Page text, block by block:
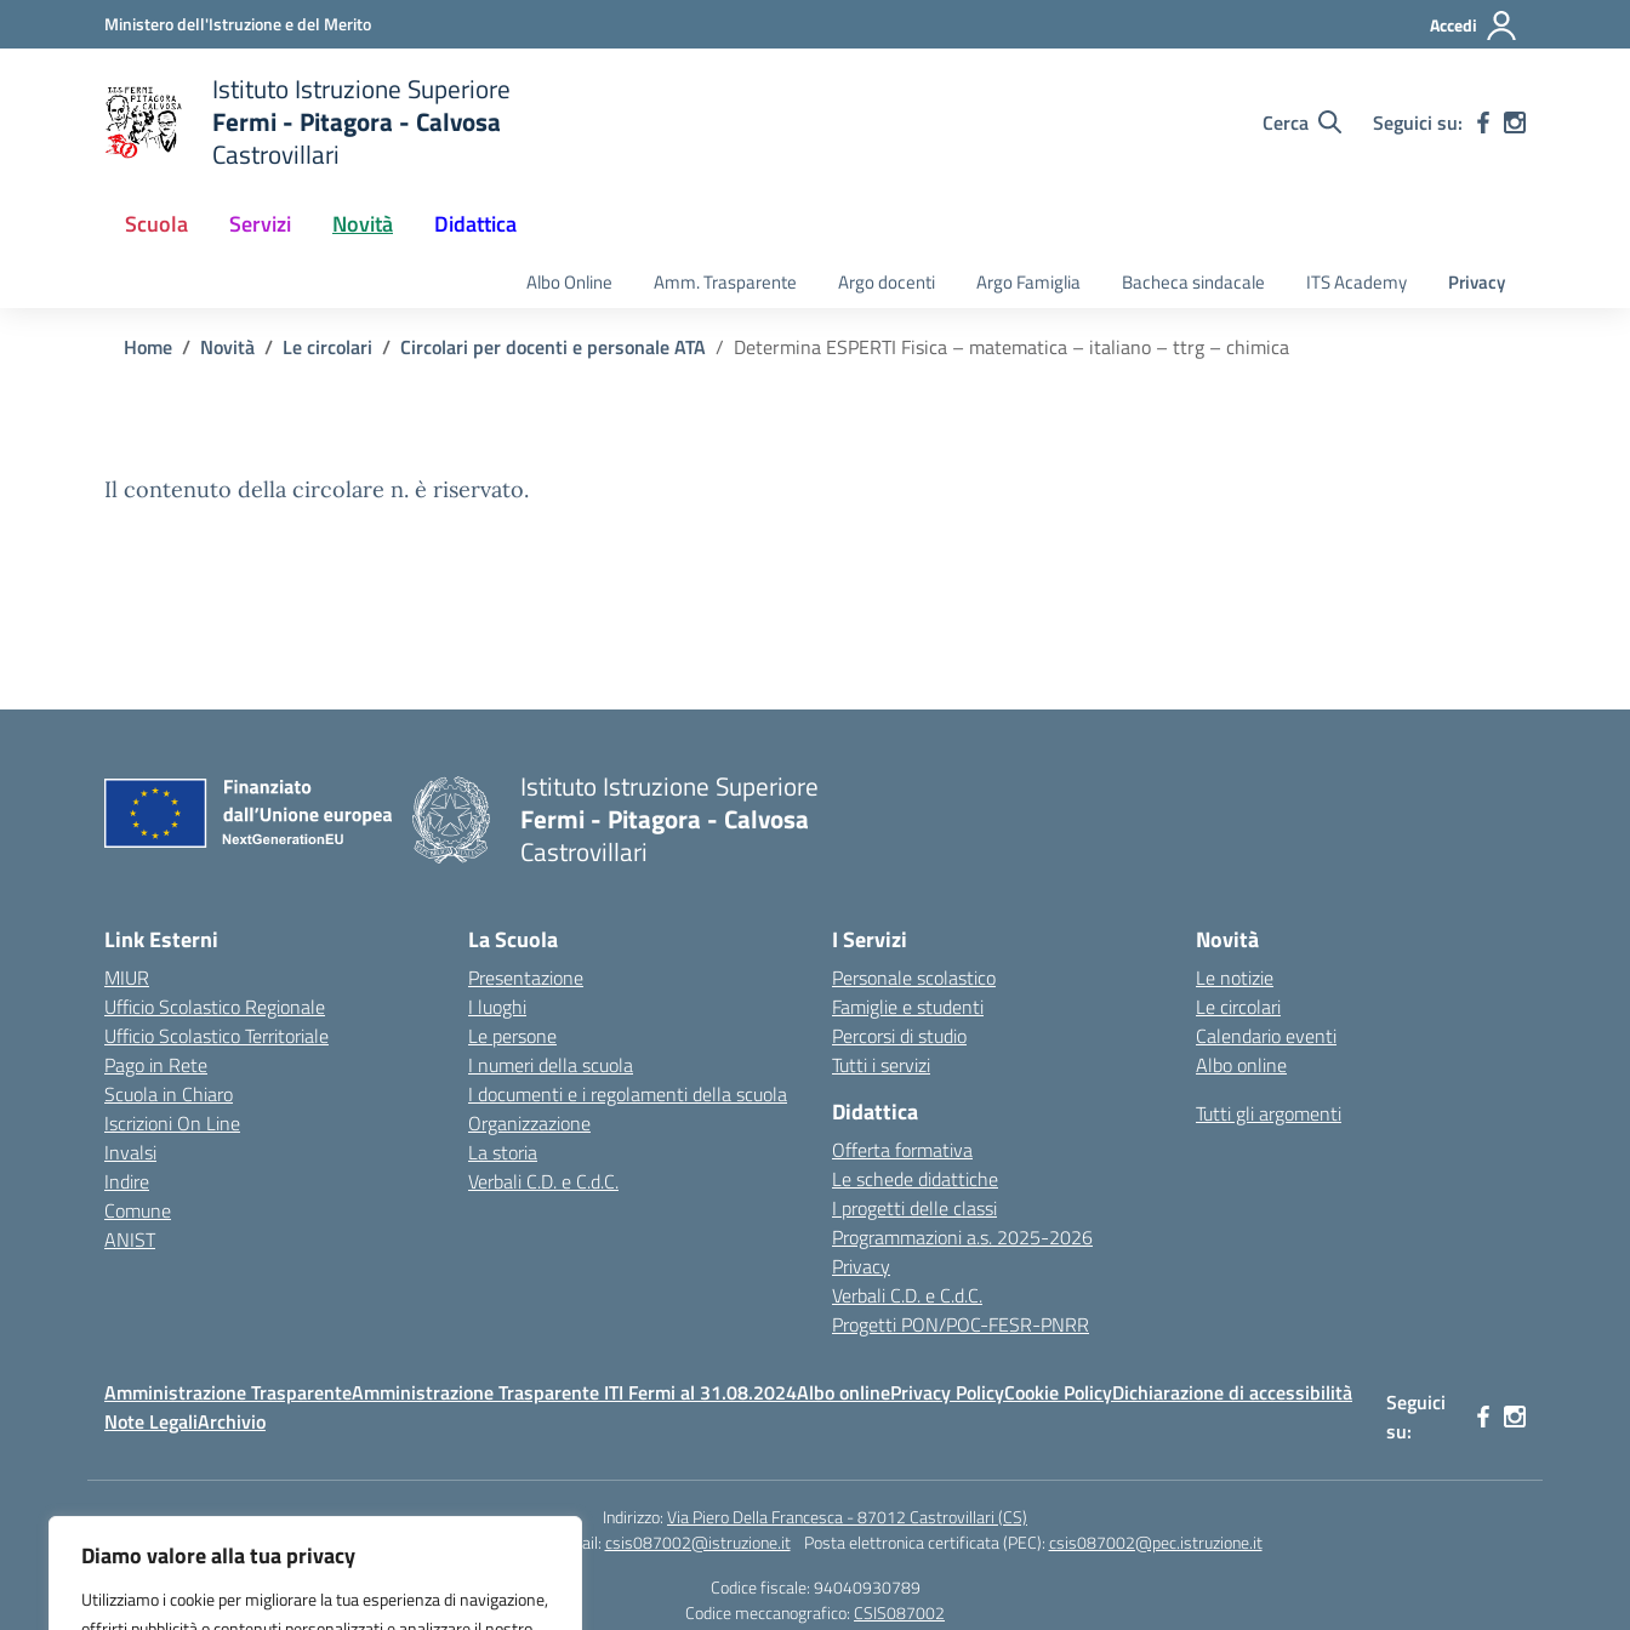
Diamo valore alla tua privacy
Utilizziamo i cookie per migliorare la tua esperienza di navigazione,
Vai ai contenuti
Vai al menu di navigazioneMinistero dell'Istruzione e del Merito Accedi
Istituto Istruzione Superiore
Fermi - Pitagora - Calvosa
Castrovillari
Cerca Seguici su:
Scuola Servizi Novità Didattica
Albo Online Amm. Trasparente Argo docenti Argo Famiglia Bacheca sindacale ITS Academy Privacy
Home Novità Le circolari Circolari per docenti e personale ATA Determina ESPERTI Fisica – matematica – italiano – ttrg – chimica
Il contenuto della circolare n. è riservato.
Istituto Istruzione Superiore
Fermi - Pitagora - Calvosa
Castrovillari
Link Esterni
MIUR
Ufficio Scolastico Regionale
Ufficio Scolastico Territoriale
Pago in Rete
Scuola in Chiaro
Iscrizioni On Line
Invalsi
Indire
Comune
ANIST
La Scuola
Presentazione
I luoghi
Le persone
I numeri della scuola
I documenti e i regolamenti della scuola
Organizzazione
La storia
Verbali C.D. e C.d.C.
I Servizi
Personale scolastico
Famiglie e studenti
Percorsi di studio
Tutti i servizi
Didattica
Offerta formativa
Le schede didattiche
I progetti delle classi
Programmazioni a.s. 2025-2026
Privacy
Verbali C.D. e C.d.C.
Progetti PON/POC-FESR-PNRR
Novità
Le notizie
Le circolari
Calendario eventi
Albo online
Tutti gli argomenti
Amministrazione TrasparenteAmministrazione Trasparente ITI Fermi al 31.08.2024Albo onlinePrivacy PolicyCookie PolicyDichiarazione di accessibilità
Note LegaliArchivio
Seguici
su:
Indirizzo:Via Piero Della Francesca - 87012 Castrovillari (CS)
Email:csis087002@istruzione.it Posta elettronica certificata (PEC):csis087002@pec.istruzione.it
Codice fiscale: 94040930789
Codice meccanografico: CSIS087002